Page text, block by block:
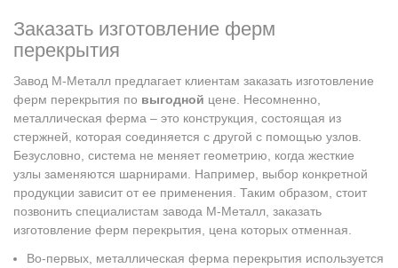
Заказать изготовление ферм
перекрытия
Завод М-Металл предлагает клиентам заказать изготовление
ферм перекрытия по выгодной цене. Несомненно,
металлическая ферма – это конструкция, состоящая из
стержней, которая соединяется с другой с помощью узлов.
Безусловно, система не меняет геометрию, когда жесткие
узлы заменяются шарнирами. Например, выбор конкретной
продукции зависит от ее применения. Таким образом, стоит
позвонить специалистам завода М-Металл, заказать
изготовление ферм перекрытия, цена которых отменная.
Во-первых, металлическая ферма перекрытия используется